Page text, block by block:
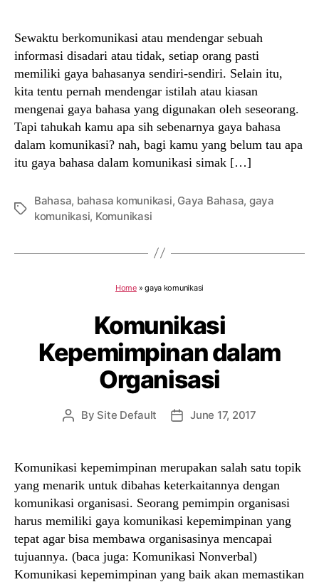
Sewaktu berkomunikasi atau mendengar sebuah
informasi disadari atau tidak, setiap orang pasti
memiliki gaya bahasanya sendiri-sendiri. Selain itu,
kita tentu pernah mendengar istilah atau kiasan
mengenai gaya bahasa yang digunakan oleh seseorang.
Tapi tahukah kamu apa sih sebenarnya gaya bahasa
dalam komunikasi? nah, bagi kamu yang belum tau apa
itu gaya bahasa dalam komunikasi simak […]
Tags
Bahasa, bahasa komunikasi, Gaya Bahasa, gaya
komunikasi, Komunikasi
Home»gaya komunikasi
Komunikasi
Kepemimpinan dalam
Organisasi
Post
By Site Default
PostJune 17, 2017
Komunikasi kepemimpinan merupakan salah satu topik
yang menarik untuk dibahas keterkaitannya dengan
komunikasi organisasi. Seorang pemimpin organisasi
harus memiliki gaya komunikasi kepemimpinan yang
tepat agar bisa membawa organisasinya mencapai
tujuannya. (baca juga: Komunikasi Nonverbal)
Komunikasi kepemimpinan yang baik akan memastikan